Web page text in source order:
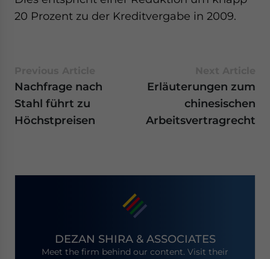
20 Prozent zu der Kreditvergabe in 2009.
Nachfrage nach
Stahl führt zu
Höchstpreisen
Erläuterungen zum
chinesischen
Arbeitsvertragrecht
DEZAN SHIRA & ASSOCIATES
Meet the firm behind our content. Visit their